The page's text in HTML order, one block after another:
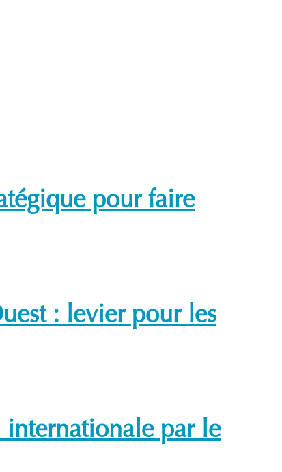
pour faire
: levier pour les
internationale par le